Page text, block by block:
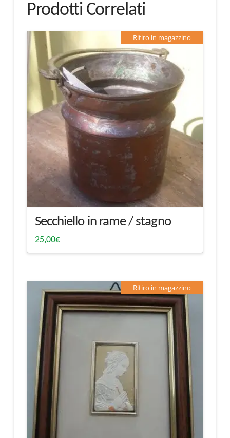
Prodotti Correlati
Ritiro in magazzino
Secchiello in rame / stagno
25,00€
Ritiro in magazzino